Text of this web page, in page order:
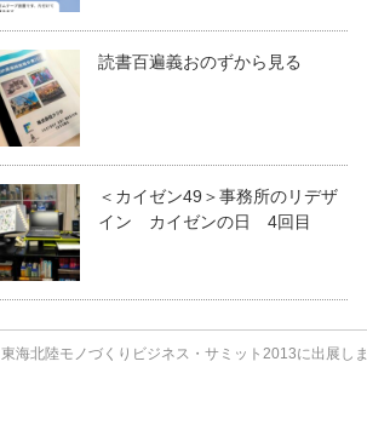
読書百遍義おのずから見る
＜カイゼン49＞事務所のリデザ
イン カイゼンの日 4回目
東海北陸モノづくりビジネス・サミット2013に出展しま